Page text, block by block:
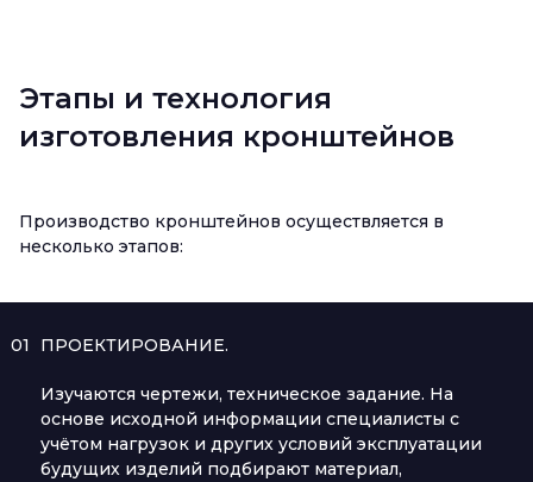
Этапы и технология
изготовления кронштейнов
Производство кронштейнов осуществляется в
несколько этапов:
01 ПРОЕКТИРОВАНИЕ.
Изучаются чертежи, техническое задание. На
основе исходной информации специалисты с
учётом нагрузок и других условий эксплуатации
будущих изделий подбирают материал,